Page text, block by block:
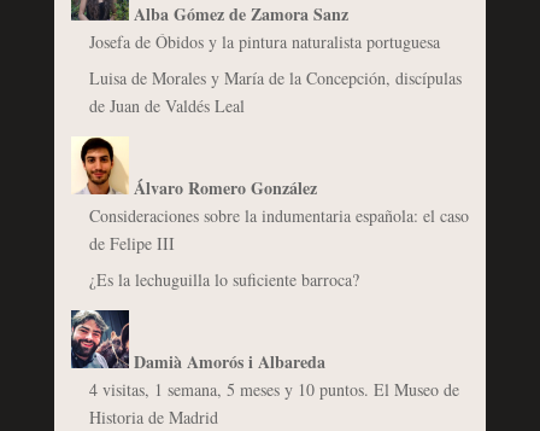
Alba Gómez de Zamora Sanz
Josefa de Óbidos y la pintura naturalista portuguesa
Luisa de Morales y María de la Concepción, discípulas
de Juan de Valdés Leal
Álvaro Romero González
Consideraciones sobre la indumentaria española: el caso
de Felipe III
¿Es la lechuguilla lo suficiente barroca?
Damià Amorós i Albareda
4 visitas, 1 semana, 5 meses y 10 puntos. El Museo de
Historia de Madrid